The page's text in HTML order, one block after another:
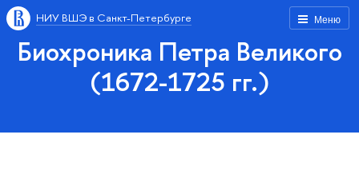
Меню
НИУ ВШЭ в Санкт-Петербурге
Биохроника Петра Великого
(1672-1725 гг.)